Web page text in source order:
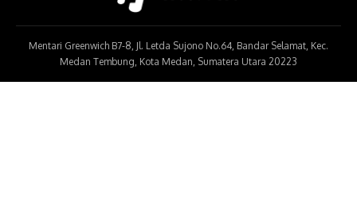
Mentari Greenwich B7-8, Jl. Letda Sujono No.64, Bandar Selamat, Kec.
Medan Tembung, Kota Medan, Sumatera Utara 20223